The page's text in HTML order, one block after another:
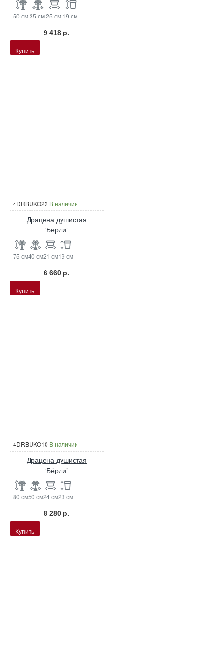
50 см.35 см.25 см.19 см.
9 418 р.
Купить
4DRBUKO22 В наличии
Драцена душистая
‘Бёрли’
75 см40 см21 см19 см
6 660 р.
Купить
4DRBUKO10 В наличии
Драцена душистая
‘Бёрли’
80 см50 см24 см23 см
8 280 р.
Купить